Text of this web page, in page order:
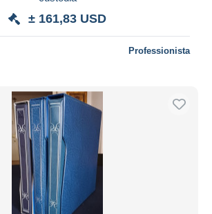
± 161,83 USD
Professionista